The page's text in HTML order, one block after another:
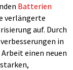
Batterien
verlängerte
auf. Durch
in
einen neuen